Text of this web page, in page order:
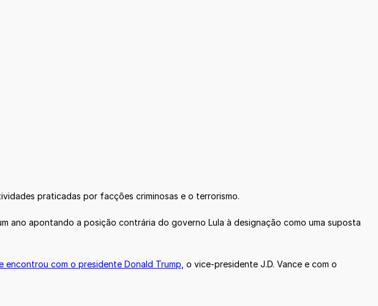
praticadas por facções criminosas e o terrorismo.
ano apontando a posição contrária do governo Lula à designação como uma suposta
encontrou com o presidente Donald Trump , o vice-presidente J.D. Vance e com o